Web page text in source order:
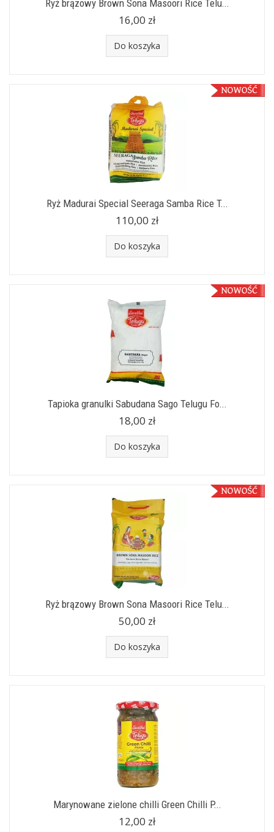
Ryż brązowy Brown Sona Masoori Rice Telu...
16,00 zł
Do koszyka
Ryż Madurai Special Seeraga Samba Rice T...
110,00 zł
Do koszyka
Tapioka granulki Sabudana Sago Telugu Fo...
18,00 zł
Do koszyka
Ryż brązowy Brown Sona Masoori Rice Telu...
50,00 zł
Do koszyka
Marynowane zielone chilli Green Chilli P...
12,00 zł